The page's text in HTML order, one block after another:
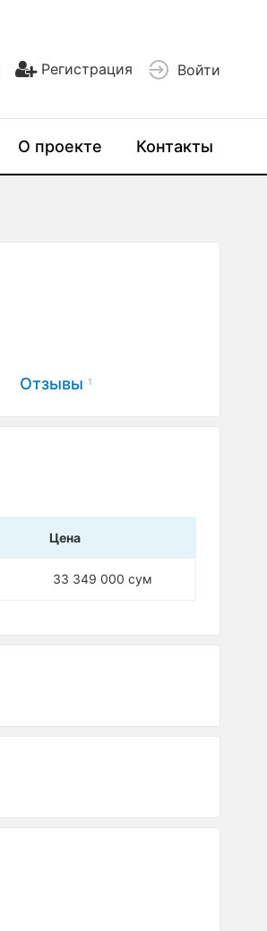
Регистрация Войти
О проекте Контакты
Отзывы1
Цена
33 349 000 сум